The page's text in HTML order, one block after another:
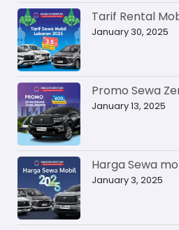
Tarif Rental
January 30, 2025
Promo Sewa
January 13, 2025
Harga Sewa
January 3, 2025